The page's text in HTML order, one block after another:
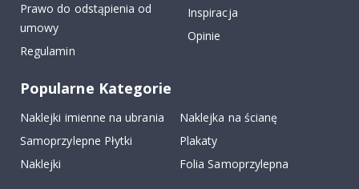
Prawo do odstąpienia od
umowy
Regulamin
Inspiracja
Opinie
Popularne Kategorie
Naklejki imienne na ubrania
Naklejka na ścianę
Samoprzylepne Płytki
Plakaty
Naklejki
Folia Samoprzylepna